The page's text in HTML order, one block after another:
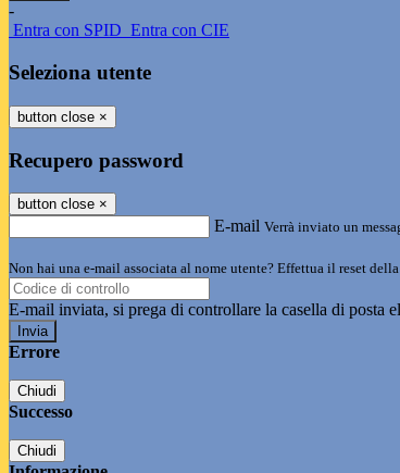
-
Entra con SPID Entra con CIE
Seleziona utente
button close ×
Recupero password
button close ×
E-mail Verrà inviato un
Non hai una e-mail associata al nome utente? Effettua il reset
E-mail inviata, si prega di controllare la casella di posta
Errore
Chiudi
Successo
Chiudi